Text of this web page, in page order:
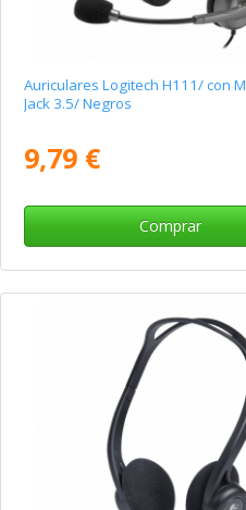
Auriculares Logitech H111/ con
Jack 3.5/ Negros
9,79 €
Comprar